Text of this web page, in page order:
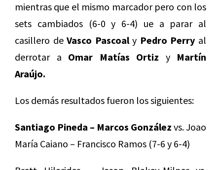
mientras que el mismo marcador pero con los
sets cambiados (6-0 y 6-4) ue a parar al
casillero deVasco Pascoaly Pedro Perry al
derrotar a Omar Matías Ortiz y Martín
Araújo.
Los demás resultados fueron los siguientes:
Santiago Pineda – Marcos González vs. Joao
María Caiano – Francisco Ramos (7-6 y 6-4)